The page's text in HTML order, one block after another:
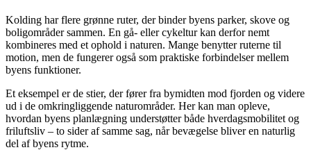
Kolding har flere grønne ruter, der binder byens parker, skove og
boligområder sammen. En gå- eller cykeltur kan derfor nemt
kombineres med et ophold i naturen. Mange benytter ruterne til
motion, men de fungerer også som praktiske forbindelser mellem
byens funktioner.
Et eksempel er de stier, der fører fra bymidten mod fjorden og videre
ud i de omkringliggende naturområder. Her kan man opleve,
hvordan byens planlægning understøtter både hverdagsmobilitet og
friluftsliv – to sider af samme sag, når bevægelse bliver en naturlig
del af byens rytme.